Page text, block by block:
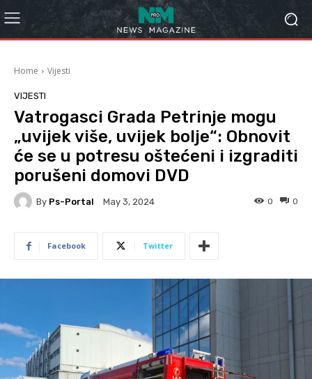
Home Vijesti
VIJESTI
Vatrogasci Grada Petrinje mogu
„uvijek više, uvijek bolje“: Obnovit
će se u potresu oštećeni i izgraditi
porušeni domovi DVD
By Ps-Portal May 3, 2024 0
0
Facebook Twitter